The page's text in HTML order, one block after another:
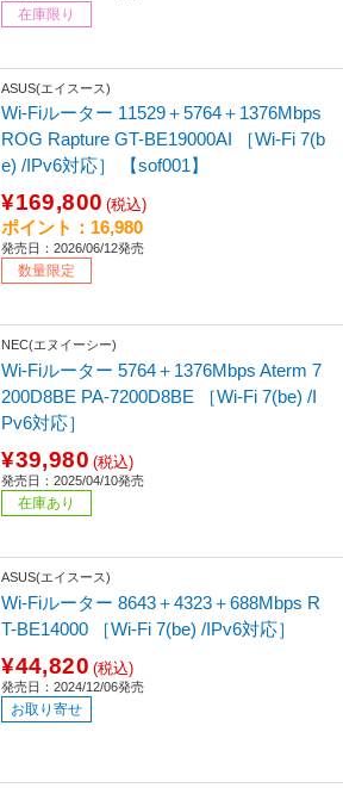
在庫限り
ASUS(エイスース)
Wi-Fiルーター 11529＋5764＋1376Mbps
ROG Rapture GT-BE19000AI ［Wi-Fi 7(b
e) /IPv6対応］ 【sof001】
¥169,800 (税込)
ポイント：16,980
発売日：2026/06/12発売
数量限定
NEC(エヌイーシー)
Wi-Fiルーター 5764＋1376Mbps Aterm 7
200D8BE PA-7200D8BE ［Wi-Fi 7(be) /I
Pv6対応］
¥39,980 (税込)
発売日：2025/04/10発売
在庫あり
ASUS(エイスース)
Wi-Fiルーター 8643＋4323＋688Mbps R
T-BE14000 ［Wi-Fi 7(be) /IPv6対応］
¥44,820 (税込)
発売日：2024/12/06発売
お取り寄せ